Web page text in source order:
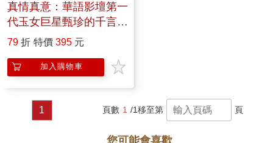
真情真意：華語影壇第一
代玉女巨星甄珍的千言萬
語
79 折 特價 395 元
加入購物車
1 頁數 1 /1移至第 頁